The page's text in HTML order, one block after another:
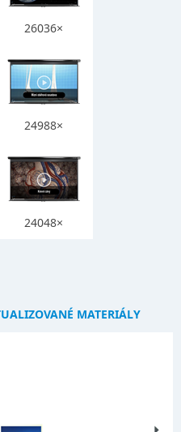
26036×
24988×
24048×
MATERIÁLY